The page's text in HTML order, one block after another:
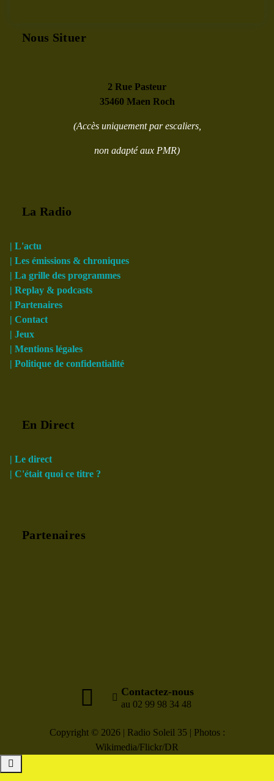
Nous Situer
2 Rue Pasteur
35460 Maen Roch
(Accès uniquement par escaliers,
non adapté aux PMR)
La Radio
| L'actu
| Les émissions & chroniques
| La grille des programmes
| Replay & podcasts
| Partenaires
| Contact
| Jeux
| Mentions légales
| Politique de confidentialité
En Direct
| Le direct
| C'était quoi ce titre ?
Partenaires
Contactez-nous
au 02 99 98 34 48
Copyright © 2026 | Radio Soleil 35 | Photos :
Wikimedia/Flickr/DR